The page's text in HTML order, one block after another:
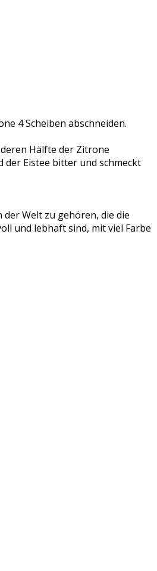
4 Scheiben abschneiden.
Hälfte der Zitrone
der Eistee bitter und schmeckt
Welt zu gehören, die die
und lebhaft sind, mit viel Farbe